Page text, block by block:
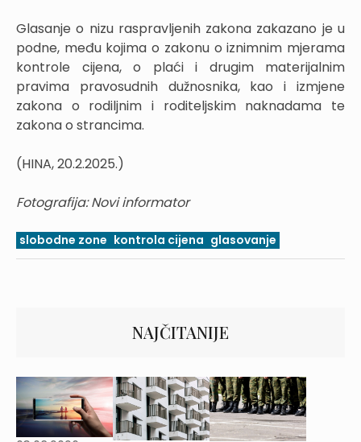
Glasanje o nizu raspravljenih zakona zakazano je u
podne, među kojima o zakonu o iznimnim mjerama
kontrole cijena, o plaći i drugim materijalnim
pravima pravosudnih dužnosnika, kao i izmjene
zakona o rodiljnim i roditeljskim naknadama te
zakona o strancima.
(HINA, 20.2.2025.)
Fotografija: Novi informator
slobodne zone kontrola cijena glasovanje
NAJČITANIJE